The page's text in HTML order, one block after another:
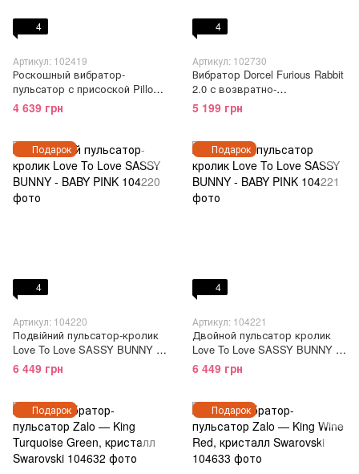
4
Артикул: 102419
Роскошный вибратор-
пульсатор с присоской Pillow
Talk - Feisty Thrusting Vibrator
Teal
4 639 грн
4
Артикул: 102730
Вибратор Dorcel Furious Rabbit
2.0 с возвратно-
поступательными движениями
головки, перезаряжаемый
5 199 грн
Подарок
4
Артикул: 104220
Подвійний пульсатор-кролик
Love To Love SASSY BUNNY -
BABY PINK
6 449 грн
Подарок
4
Артикул: 104221
Двойной пульсатор кролик
Love To Love SASSY BUNNY -
BABY PINK
6 449 грн
Подарок Подарок